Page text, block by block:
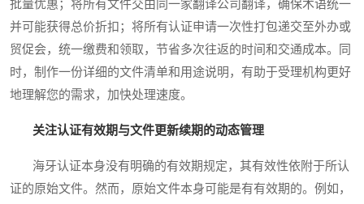
批量优惠；将所有文件交由同一家翻译公司翻译，确保术语统一
并可能获得总价折扣；将所有认证申请一次性打包递交至外办或
贸促会，统一缴费和领取，节省多次往返的时间和交通成本。同
时，制作一份详细的文件清单和用途说明，有助于受理机构更好
地理解您的需求，加快处理速度。
关注认证有效期与文件更新续期的动态管理
海牙认证本身没有明确的有效期规定，其有效性依附于所认
证的原始文件。然而，原始文件本身可能是有有效期的。例如，